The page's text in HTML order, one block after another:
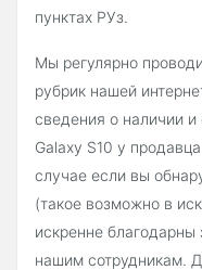
пунктах РУз.
Мы регулярно
рубрик нашей
сведения о наличии
Galaxy S10 у
случае если вы
(такое возможно в
искренне
нашим сотрудникам.